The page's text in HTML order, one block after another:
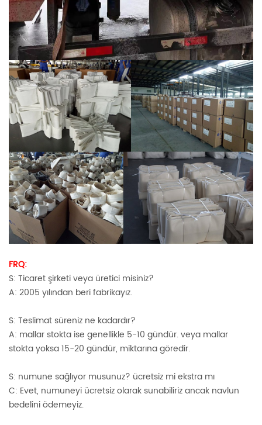
FRQ:
S: Ticaret şirketi veya üretici misiniz?
A: 2005 yılından beri fabrikayız.
S: Teslimat süreniz ne kadardır?
A: mallar stokta ise genellikle 5-10 gündür. veya mallar
stokta yoksa 15-20 gündür, miktarına göredir.
S: numune sağlıyor musunuz? ücretsiz mi ekstra mı
C: Evet, numuneyi ücretsiz olarak sunabiliriz ancak navlun
bedelini ödemeyiz.